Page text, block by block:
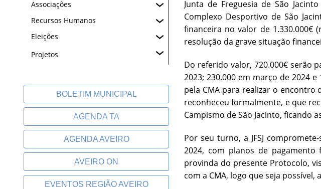
Associações
Recursos Humanos
Eleições
Projetos
BOLETIM MUNICIPAL
AGENDA TA
AGENDA AVEIRO
AVEIRO ON
EVENTOS REGIÃO AVEIRO
Junta de Freguesia de São
Complexo Desportivo de São
financeira no valor de 1.330.000€
resolução da grave situação
Do referido valor, 720.000€ serão
2023; 230.000 em março de 2024
pela CMA para realizar o encontro
reconheceu formalmente, e que
Campismo de São Jacinto, ficando
Por seu turno, a JFSJ
2024, com planos de
provinda do presente Protocolo,
com a CMA, logo que seja